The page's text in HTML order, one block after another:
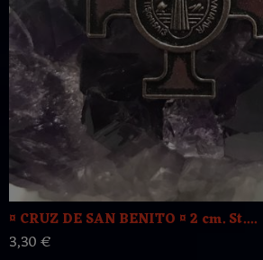
¤ CRUZ DE SAN BENITO ¤ 2 cm. St....
3,30 €